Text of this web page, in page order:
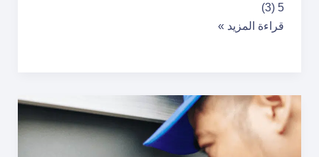
تسليك
مجاري
والخدمات
المتاحة
5 (3)
قراءة المزيد »